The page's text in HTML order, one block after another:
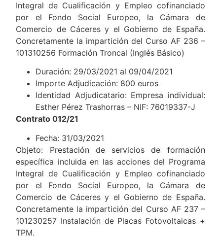
Integral de Cualificación y Empleo cofinanciado
por el Fondo Social Europeo, la Cámara de
Comercio de Cáceres y el Gobierno de España.
Concretamente la impartición del Curso AF 236 –
101310256 Formación Troncal (Inglés Básico)
Duración: 29/03/2021 al 09/04/2021
Importe Adjudicación: 800 euros
Identidad Adjudicatario: Empresa individual:
Esther Pérez Trashorras – NIF: 76019337-J
Contrato 012/21
Fecha: 31/03/2021
Objeto: Prestación de servicios de formación
específica incluida en las acciones del Programa
Integral de Cualificación y Empleo cofinanciado
por el Fondo Social Europeo, la Cámara de
Comercio de Cáceres y el Gobierno de España.
Concretamente la impartición del Curso AF 237 –
101230257 Instalación de Placas Fotovoltaicas +
TPM.